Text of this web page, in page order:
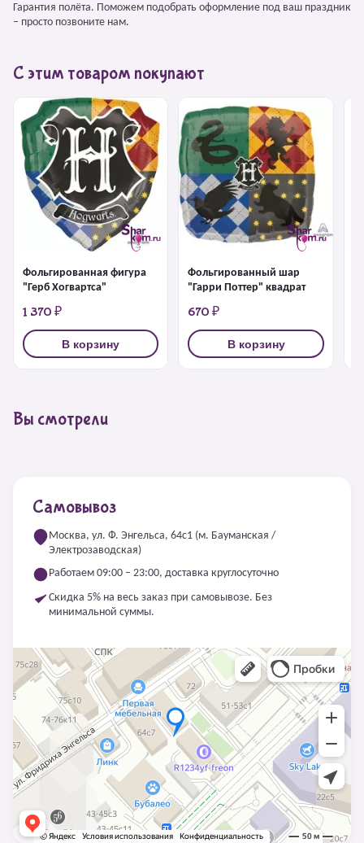
Гарантия полёта. Поможем подобрать оформление под ваш праздник
– просто позвоните нам.
С этим товаром покупают
Фольгированная фигура
"Герб Хогвартса"
1 370 ₽
В корзину
Фольгированный шар
"Гарри Поттер" квадрат
670 ₽
В корзину
Вы смотрели
Самовывоз
Москва, ул. Ф. Энгельса, 64с1 (м. Бауманская /
Электрозаводская)
Работаем 09:00 – 23:00, доставка круглосуточно
Скидка 5% на весь заказ при самовывозе. Без
минимальной суммы.